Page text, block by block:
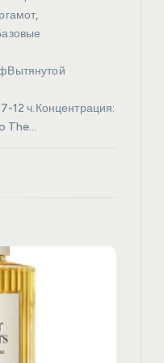
12 ч.Концентрация:
The…